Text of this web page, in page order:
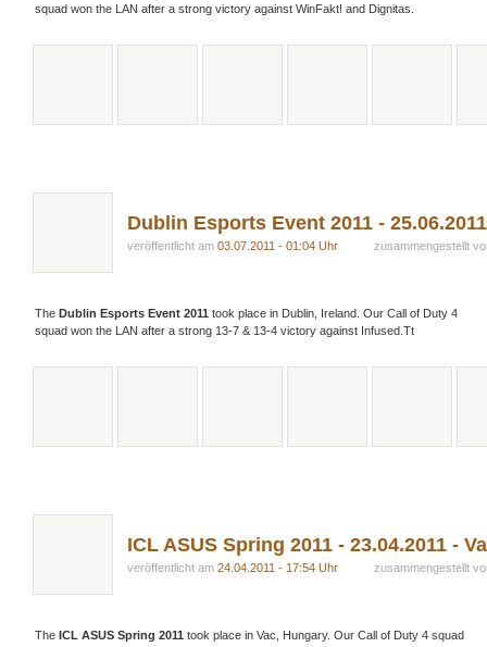
squad won the LAN after a strong victory against WinFakt! and Dignitas.
Dublin Esports Event 2011 -
veröffentlicht am 03.07.2011 - 01:04 Uhr zusammengestellt
The Dublin Esports Event 2011 took place in Dublin, Ireland. Our Call of Duty 4
squad won the LAN after a strong 13-7 & 13-4 victory against Infused.Tt
ICL ASUS Spring 2011 - 23.04.2011 -
veröffentlicht am 24.04.2011 - 17:54 Uhr zusammengestellt
The ICL ASUS Spring 2011 took place in Vac, Hungary. Our Call of Duty 4 squad